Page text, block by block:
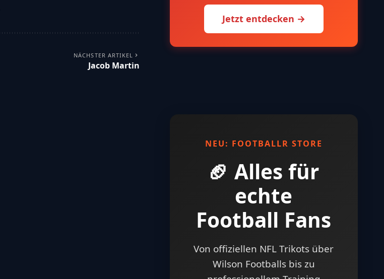
NÄCHSTER ARTIKEL
Jacob Martin
Jetzt entdecken →
NEU: FOOTBALLR STORE
🏈 Alles für
echte
Football Fans
Von offiziellen NFL Trikots über
Wilson Footballs bis zu